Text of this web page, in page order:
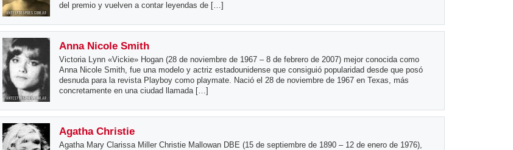
del premio y vuelven a contar leyendas de […]
Anna Nicole Smith
Victoria Lynn «Vickie» Hogan (28 de noviembre de 1967 – 8 de febrero de 2007) mejor conocida como
Anna Nicole Smith, fue una modelo y actriz estadounidense que consiguió popularidad desde que posó
desnuda para la revista Playboy como playmate. Nació el 28 de noviembre de 1967 en Texas, más
concretamente en una ciudad llamada […]
Agatha Christie
Agatha Mary Clarissa Miller Christie Mallowan DBE (15 de septiembre de 1890 – 12 de enero de 1976),